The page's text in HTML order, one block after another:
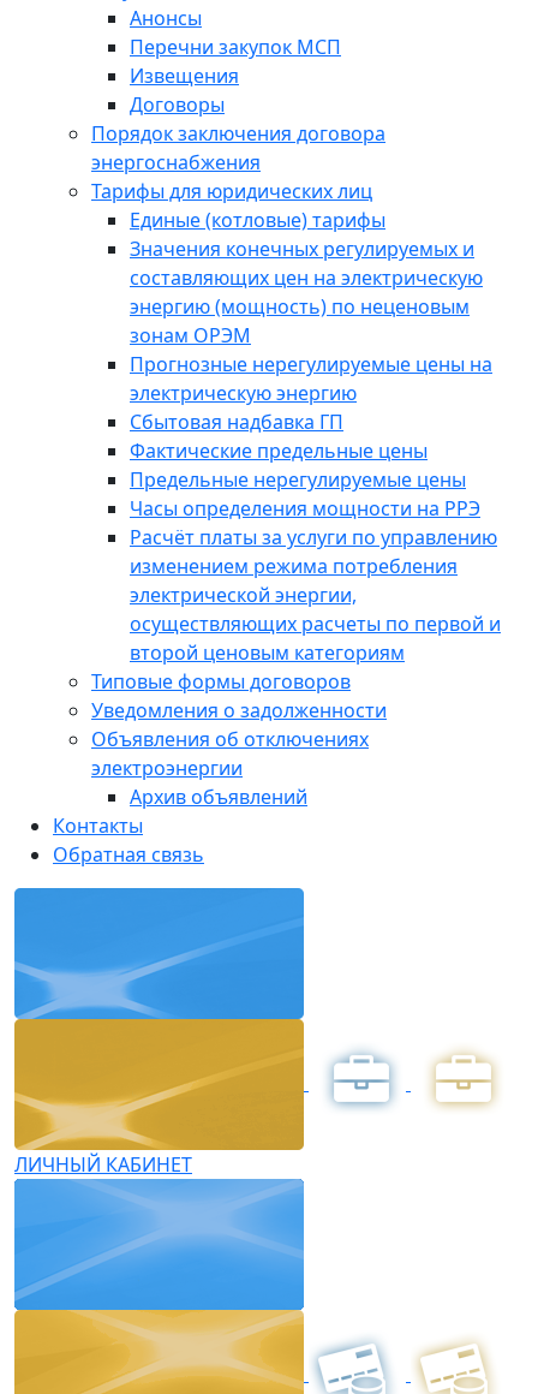
Анонсы
Перечни закупок МСП
Извещения
Договоры
Порядок заключения договора
энергоснабжения
Тарифы для юридических лиц
Единые (котловые) тарифы
Значения конечных регулируемых и
составляющих цен на электрическую
энергию (мощность) по неценовым
зонам ОРЭМ
Прогнозные нерегулируемые цены на
электрическую энергию
Сбытовая надбавка ГП
Фактические предельные цены
Предельные нерегулируемые цены
Часы определения мощности на РРЭ
Расчёт платы за услуги по управлению
изменением режима потребления
электрической энергии,
осуществляющих расчеты по первой и
второй ценовым категориям
Типовые формы договоров
Уведомления о задолженности
Объявления об отключениях
электроэнергии
Архив объявлений
Контакты
Обратная связь
ЛИЧНЫЙ КАБИНЕТ